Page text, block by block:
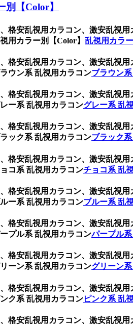
別【Color】
格安乱視用カラコン、激安乱視
用カラー別【Color】 乱視用カラ
格安乱視用カラコン、激安乱視
ウン系 乱視用カラコンブラウン
格安乱視用カラコン、激安乱視
ー系 乱視用カラコングレー系 乱
格安乱視用カラコン、激安乱視
ック系 乱視用カラコンブラック
格安乱視用カラコン、激安乱視
コ系 乱視用カラコンチョコ系 乱
格安乱視用カラコン、激安乱視
ー系 乱視用カラコンブルー系 乱
格安乱視用カラコン、激安乱視
プル系 乱視用カラコンパープル
格安乱視用カラコン、激安乱視
ーン系 乱視用カラコングリーン
格安乱視用カラコン、激安乱視
ク系 乱視用カラコンピンク系 乱
格安乱視用カラコン、激安乱視